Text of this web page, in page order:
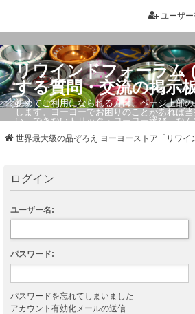
ユーザ
リワインドフォーラム
する質問・交流の掲示
初めてご利用になられる方は、ページ上部
します。ヨーヨーでお困りのことがあれば
い。できないトリック・ヨーヨー選び、な
世界最大級の品ぞろえ ヨーヨーストア「リワイ
ログイン
ユーザー名:
パスワード:
パスワードを忘れてしまいました
アカウント有効化メールの送信